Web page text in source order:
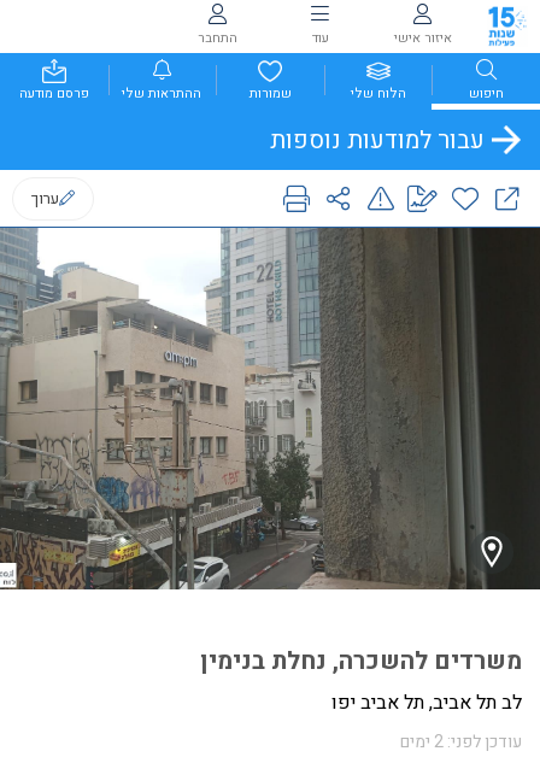
איזור אישי עוד התחבר
חיפוש הלוח שלי שמורות ההתראות שלי פרסם מודעה
עבור למודעות נוספות
ערוך
משרדים להשכרה, נחלת בנימין
לב תל אביב, תל אביב יפו
עודכן לפני: 2 ימים